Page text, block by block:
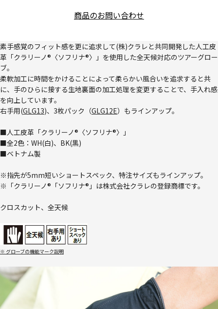
商品のお問い合わせ
素手感覚のフィット感を更に追求して(株)クラレと共同開発した人工皮
革「クラリーノ®〈ソフリナ®〉」を使用した全天候対応のツアーグロー
ブ。
柔軟加工に時間をかけることによって柔らかい風合いを追求すると共
に、手のひらに接する生地裏面の加工処理を変更することで、手入れ感
を向上しています。
右手用(GLG13)、3枚パック（GLG12E）もラインアップ。
■人工皮革「クラリーノ®〈ソフリナ®〉」
■全2色：WH(白)、BK(黒)
■ベトナム製
※指先が5mm短いショートスペック、特注サイズもラインアップ。
※「クラリーノ®「ソフリナ®」は株式会社クラレの登録商標です。
クロスカット、全天候
※ グローブの機能マーク説明